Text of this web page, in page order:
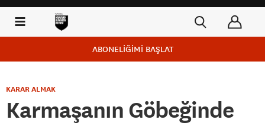
ABONELİĞİMİ BAŞLAT
KARAR ALMAK
Karmaşanın Göbeğinde